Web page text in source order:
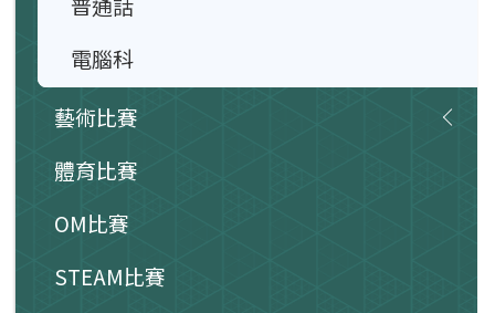
電腦科
藝術比賽
體育比賽
OM比賽
STEAM比賽